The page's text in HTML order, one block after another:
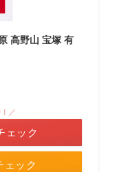
高野山 宝塚 有
ェック
／
ェック